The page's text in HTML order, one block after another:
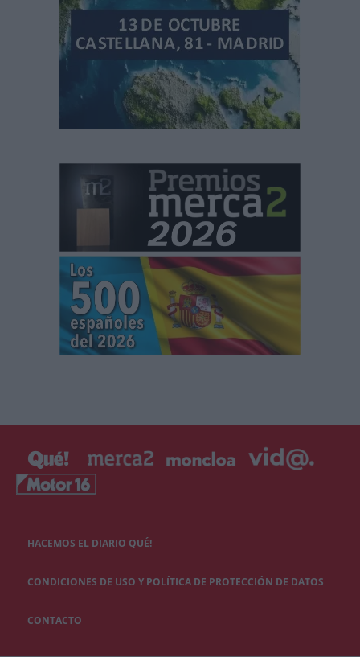
HACEMOS EL DIARIO QUÉ!
CONDICIONES DE USO Y POLÍTICA DE PROTECCIÓN DE DATOS
CONTACTO